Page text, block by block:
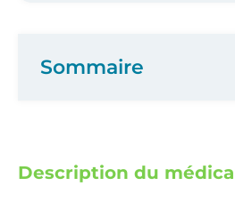
Description du
Sommaire